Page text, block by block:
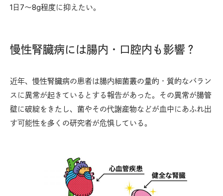
1日7～8g程度に抑えたい。
慢性腎臓病には腸内・口腔内も影響？
近年、慢性腎臓病の患者は腸内細菌叢の量的・質的なバラン
スに異常が起きているとする報告があった。その異常が腸管
壁に破綻をきたし、菌やその代謝産物などが血中にあふれ出
す可能性を多くの研究者が危惧している。